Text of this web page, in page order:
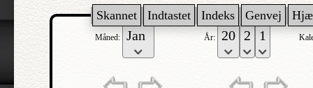
Skannet Indtastet Indeks Genvej
Måned: År: